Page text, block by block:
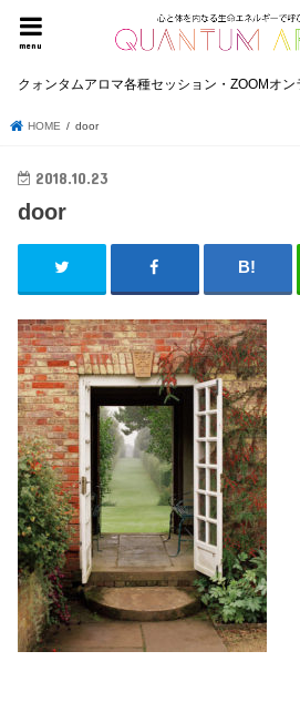
menu
クォンタムアロマ各種セッション・ZOOMオ
HOME door
2018.10.23
door